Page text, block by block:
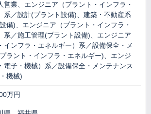
営業、エンジニア（プラント・インフラ・
系／設計(プラント設備)、建築・不動産系
備)、エンジニア（プラント・インフラ・
系／施工管理(プラント設備)、エンジニア
インフラ・エネルギー）系／設備保全・メ
ラント・インフラ・エネルギー)、エンジ
電子・機械）系／設備保全・メンテナンス
機械)
万円